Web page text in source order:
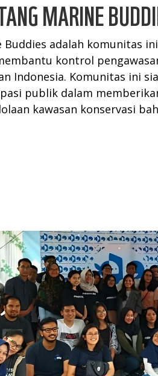
MARINE
Buddies adalah komunitas
kontrol
Indonesia. Komunitas ini
publik dalam
kawasan konservasi